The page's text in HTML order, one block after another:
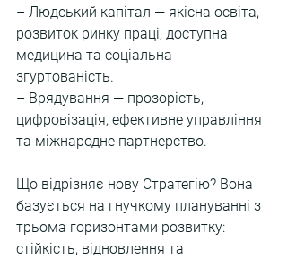
– Людський капітал — якісна освіта,
розвиток ринку праці, доступна
медицина та соціальна
згуртованість.
– Врядування — прозорість,
цифровізація, ефективне управління
та міжнародне партнерство.
Що відрізняє нову Стратегію? Вона
базується на гнучкому плануванні з
трьома горизонтами розвитку:
стійкість, відновлення та